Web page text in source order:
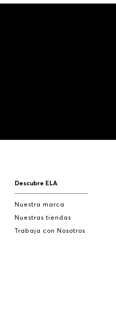
Descubre ELA
Nuestra marca
Nuestras tiendas
Trabaja con Nosotros